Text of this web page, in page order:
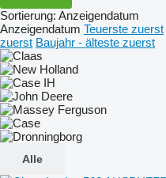
Sortierung: Anzeigendatum
Anzeigendatum Teuerste zuerst
zuerst Baujahr - älteste zuerst
Alle